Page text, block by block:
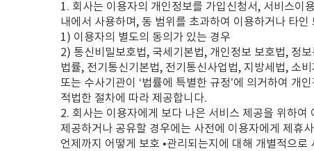
1. 회사는 이용자의 개인정보를 가입신청서, 서비스이
내에서 사용하며, 동 범위를 초과하여 이용하거나 타
1) 이용자의 별도의 동의가 있는 경우
2) 통신비밀보호법, 국세기본법, 개인정보 보호법, 정
법률, 전기통신기본법, 전기통신사업법, 지방세법, 소
또는 수사기관이 ‘법률에 특별한 규정’에 의거하여 개
적법한 절차에 따라 제공합니다.
2. 회사는 이용자에게 보다 나은 서비스 제공을 위하
제공하거나 공유할 경우에는 사전에 이용자에게 제휴
언제까지 어떻게 보호 •관리되는지에 대해 개별적으